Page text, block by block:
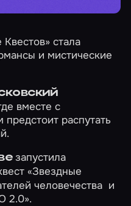
стала
и мистические
вместе с
распутать
запустила
«Звездные
человечества и
2.0».